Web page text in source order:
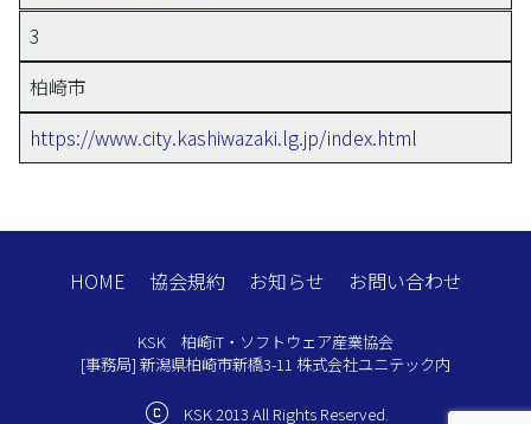
3
柏崎市
https://www.city.kashiwazaki.lg.jp/index.html
HOME 協会規約 お知らせ お問い合わせ
KSK 柏崎iT・ソフトウェア産業協会
[事務局] 新潟県柏崎市新橋3-11 株式会社ユニテック内
copyright KSK 2013 All Rights Reserved.